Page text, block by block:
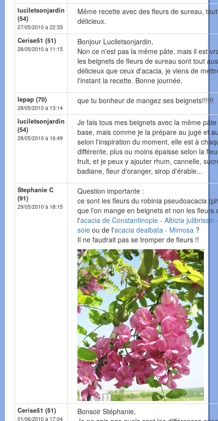
luciletsonjardin
(54)
27/05/2010 à 22:33
Même recette avec des fleurs de sureau,
délicieux.
Cerise51 (51)
28/05/2010 à 11:15
Bonjour Luciletsonjardin,
Non ce n'est pas la même pâte, mais il est
les beignets de fleurs de sureau sont tout
délicieux que ceux d'acacia, je viens de
l'instant la recette. Bonne journée.
lepap (70)
28/05/2010 à 13:14
que tu bonheur de mangez ses beignets!!!!!!
luciletsonjardin
(54)
28/05/2010 à 16:49
Je fais tous mes beignets avec la même
base, mais comme je la prépare au jugé et
selon l'inspiration du moment, elle est à
différente, plus ou moins épaisse selon la
fruit, et je peux y ajouter rhum, cannelle,
badiane, fleur d'oranger, sirop d'érable...
Stephanie C
(91)
29/05/2010 à 18:15
Question importante :
ce sont les fleurs du robinia pseudoacacia
que l'on mange en beignets et non les fleurs
l'acacia de Constantinople - Albizia julibrissin
soie ou de l'acacia dealbata - Mimosa ?
Il ne faudrait pas se tromper de fleurs !!
Cerise51 (51)
01/06/2010 à 17:04
Bonsoir Stéphanie,